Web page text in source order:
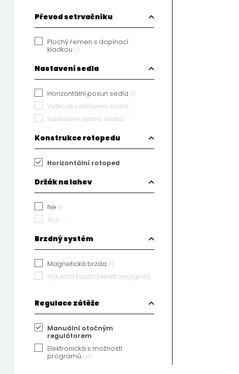
Převod setrvačníku
Plochý řemen s dopínací
kladkou (1)
Nastavení sedla
Horizontální posun sedla (1)
Výškové nastavení sedla
Nastavení sklonu sedla
Konstrukce rotopedu
Horizontální rotoped
Držák na lahev
Ne (1)
Ano
Brzdný systém
Magnetická brzda (1)
Indukční brzda (elektromagnet)
Regulace zátěže
Manuální otočným
regulátorem
Elektronická s možností
programů (+1)